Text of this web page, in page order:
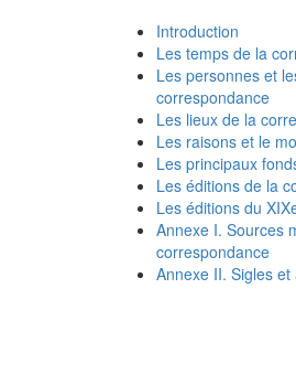
Introduction
Les temps de la
Les personnes et
correspondance
Les lieux de la
Les raisons et le
Les principaux
Les éditions de la
Les éditions du
Annexe I. Sources
correspondance
Annexe II. Sigles